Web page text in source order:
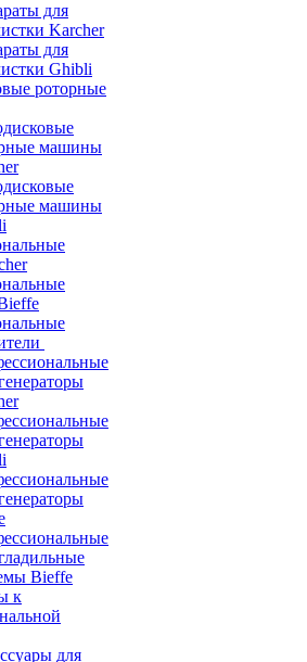
для
Karcher
для
Ghibli
роторные
машины
машины
Bieffe
к
для